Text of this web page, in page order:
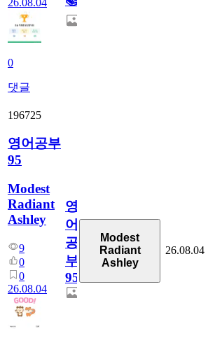
0
댓글
196725
영어공부
95
Modest
Radiant
Ashley
9
0
0
26.08.04
영
어
공
부
95
Modest
Radiant
Ashley
26.08.04